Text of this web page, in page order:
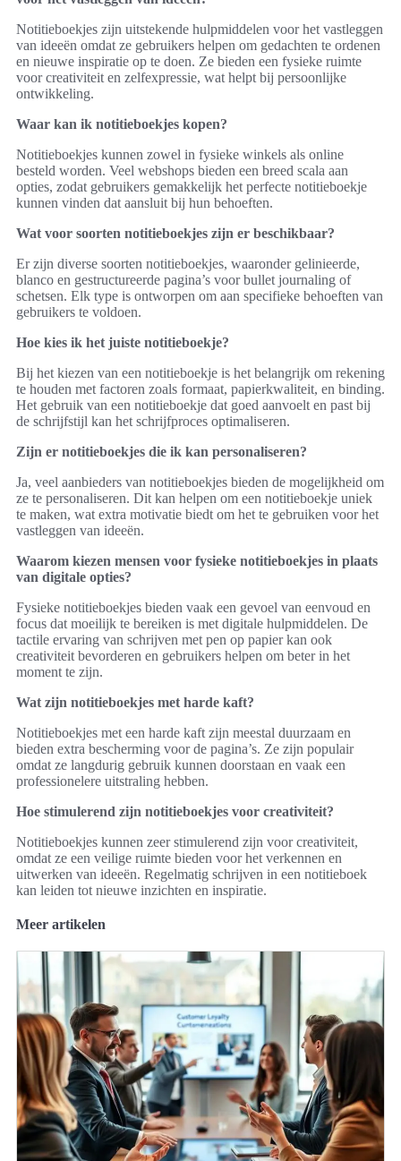
Notitieboekjes zijn uitstekende hulpmiddelen voor het vastleggen
van ideeën omdat ze gebruikers helpen om gedachten te ordenen
en nieuwe inspiratie op te doen. Ze bieden een fysieke ruimte
voor creativiteit en zelfexpressie, wat helpt bij persoonlijke
ontwikkeling.
Waar kan ik notitieboekjes kopen?
Notitieboekjes kunnen zowel in fysieke winkels als online
besteld worden. Veel webshops bieden een breed scala aan
opties, zodat gebruikers gemakkelijk het perfecte notitieboekje
kunnen vinden dat aansluit bij hun behoeften.
Wat voor soorten notitieboekjes zijn er beschikbaar?
Er zijn diverse soorten notitieboekjes, waaronder gelinieerde,
blanco en gestructureerde pagina’s voor bullet journaling of
schetsen. Elk type is ontworpen om aan specifieke behoeften van
gebruikers te voldoen.
Hoe kies ik het juiste notitieboekje?
Bij het kiezen van een notitieboekje is het belangrijk om rekening
te houden met factoren zoals formaat, papierkwaliteit, en binding.
Het gebruik van een notitieboekje dat goed aanvoelt en past bij
de schrijfstijl kan het schrijfproces optimaliseren.
Zijn er notitieboekjes die ik kan personaliseren?
Ja, veel aanbieders van notitieboekjes bieden de mogelijkheid om
ze te personaliseren. Dit kan helpen om een notitieboekje uniek
te maken, wat extra motivatie biedt om het te gebruiken voor het
vastleggen van ideeën.
Waarom kiezen mensen voor fysieke notitieboekjes in plaats
van digitale opties?
Fysieke notitieboekjes bieden vaak een gevoel van eenvoud en
focus dat moeilijk te bereiken is met digitale hulpmiddelen. De
tactile ervaring van schrijven met pen op papier kan ook
creativiteit bevorderen en gebruikers helpen om beter in het
moment te zijn.
Wat zijn notitieboekjes met harde kaft?
Notitieboekjes met een harde kaft zijn meestal duurzaam en
bieden extra bescherming voor de pagina’s. Ze zijn populair
omdat ze langdurig gebruik kunnen doorstaan en vaak een
professionelere uitstraling hebben.
Hoe stimulerend zijn notitieboekjes voor creativiteit?
Notitieboekjes kunnen zeer stimulerend zijn voor creativiteit,
omdat ze een veilige ruimte bieden voor het verkennen en
uitwerken van ideeën. Regelmatig schrijven in een notitieboek
kan leiden tot nieuwe inzichten en inspiratie.
Meer artikelen